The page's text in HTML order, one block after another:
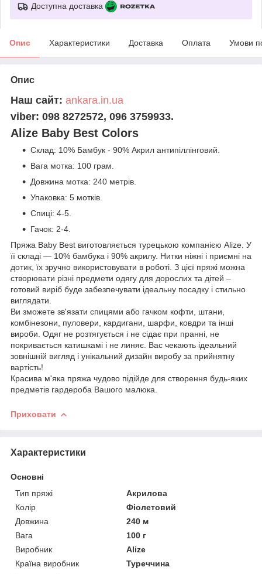
Доступна доставка
Опис Характеристики Доставка Оплата Умови
Опис
Наш сайт: ankara.in.ua
viber: 098 8272572, 096 3759933.
Alize Baby Best Colors
Склад: 10% Бамбук - 90% Акрил антипіллінговий.
Вага мотка: 100 грам.
Довжина мотка: 240 метрів.
Упаковка: 5 мотків.
Спиці: 4-5.
Гачок: 2-4.
Пряжа Baby Best виготовляється турецькою компанією Alize. У
її складі — 10% бамбука і 90% акрилу. Нитки ніжні і приємні на
дотик, їх зручно використовувати в роботі. З цієї пряжі можна
створювати різні предмети одягу для дорослих та дітей –
готовий виріб буде забезпечувати ідеальну посадку і стильно
виглядати.
Ви зможете зв'язати спицями або гачком кофти, штани,
комбінезони, пуловери, кардигани, шарфи, ковдри та інші
вироби. Одяг не розтягується і не сідає при пранні, не
покривається катишкамі і не линяє. Вас чекають ідеальний
зовнішній вигляд і унікальний дизайн виробу за прийнятну
вартість!
Красива м'яка пряжа чудово підійде для створення будь-яких
предметів гардероба Вашого малюка.
Приховати
Характеристики
Основні
Тип пряжі
Акрилова
Колір
Фіолетовий
Довжина
240 м
Вага
100 г
Виробник
Alize
Країна виробник
Туреччина